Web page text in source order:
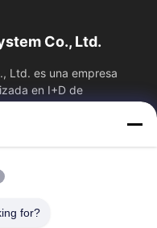
Co., Ltd.
Ltd. es una empresa
en I+D de
Nosotros
De Calidad
for?